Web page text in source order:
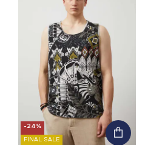
-24%
FINAL SALE